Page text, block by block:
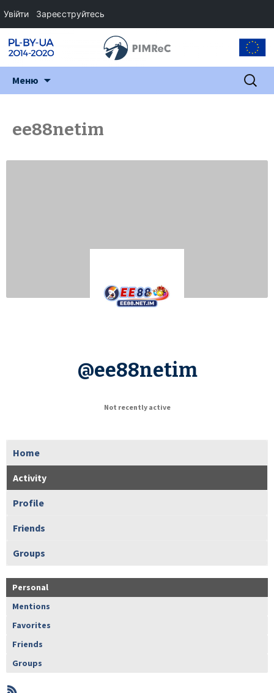
Меню Пошук:
ee88netim
@ee88netim
Not recently active
Home
Activity
Profile
Friends
Groups
Personal
Mentions
Favorites
Friends
Groups
Увійти Зареєструйтесь